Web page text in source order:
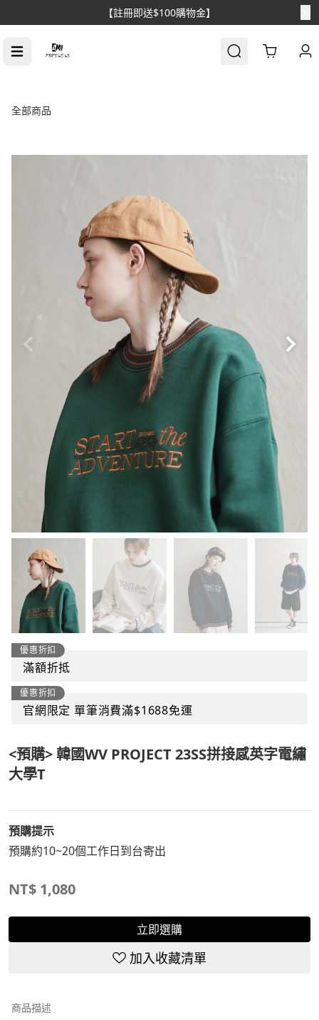
【消費滿$1688免運】
Cart
全部商品
優惠折扣
滿額折抵
優惠折扣
官網限定 單筆消費滿$1688免運
<預購> 韓國WV PROJECT 23SS拼接感英字電繡
大學T
預購提示
預購約10~20個工作日到台寄出
NT$ 1,080
立即選購
加入收藏清單
商品描述